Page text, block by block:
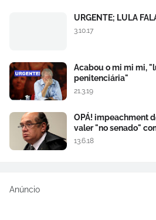
URGENTE; LULA
3.10.17
Acabou o mi mi mi,
penitenciária"
21.3.19
OPÁ! impeachment
valer "no senado"
13.6.18
Anúncio